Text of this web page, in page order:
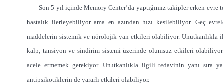
Son 5 yıl içinde Memory Center’da yaptığımız takipler erken
hastalık ilerleyebiliyor ama en azından hızı kesilebiliyor. Geç
maddelerin sistemik ve nörolojik yan etkileri olabiliyor.
kalp, tansiyon ve sindirim sistemi üzerinde olumsuz etkileri
acele etmemek gerekiyor. Unutkanlıkla ilgili tedavinin yanı sıra
antipsikotiklerin de yararlı etkileri olabiliyor.